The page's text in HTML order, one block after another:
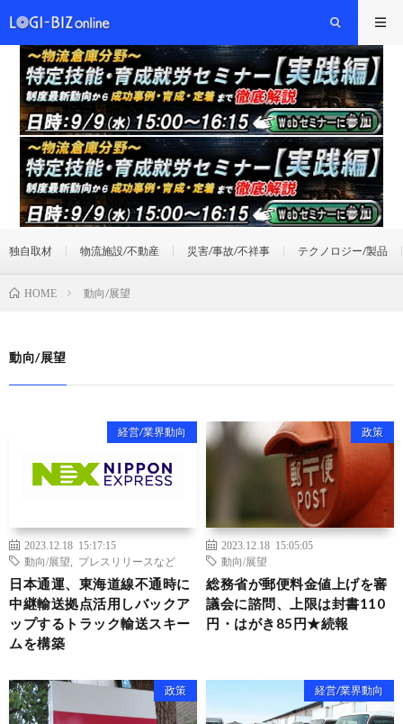
独自取材 物流施設/不動産 災害/事故/不祥事 テクノロジー/製品
HOME 動向/展望
動向/展望
経営/業界動向
2023.12.18 15:17:15
動向/展望
プレスリリースなど
日本通運、東海道線不通時に
中継輸送拠点活用しバックア
ップするトラック輸送スキー
ムを構築
政策
2023.12.18 15:05:05
動向/展望
総務省が郵便料金値上げを審
議会に諮問、上限は封書110
円・はがき85円★続報
政策 経営/業界動向